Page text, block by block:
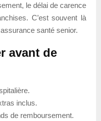
le délai de carence
C’est souvent là
santé senior.
avant de
inclus.
de remboursement.